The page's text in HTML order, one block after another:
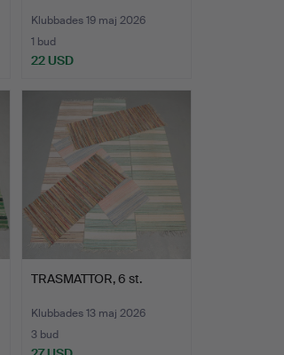
Klubbades 19 maj 2026
1 bud
22 USD
TRASMATTOR, 6 st.
Klubbades 13 maj 2026
3 bud